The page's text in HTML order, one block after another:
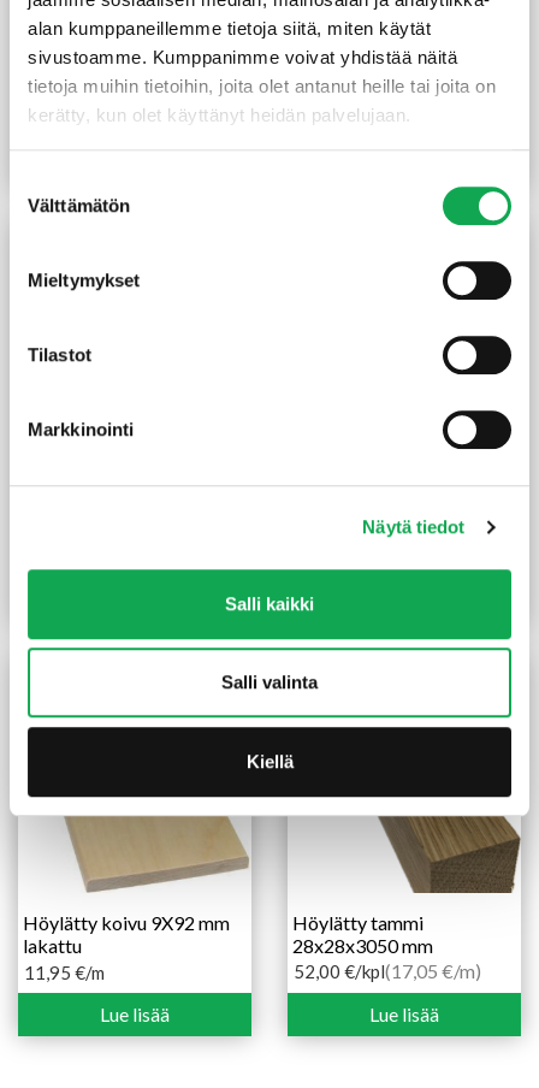
alan kumppaneillemme tietoja siitä, miten käytät
sivustoamme. Kumppanimme voivat yhdistää näitä
tietoja muihin tietoihin, joita olet antanut heille tai joita on
kerätty, kun olet käyttänyt heidän palvelujaan.
valinta
Välttämätön
Mieltymykset
Tilastot
Markkinointi
Näytä tiedot
Salli kaikki
Salli valinta
Kiellä
Tammi liimapuu
110,00 € /kpl (115,79 €/m)
Höylätty tammi
21x120x2450 mm
käsittelemätön
70,00 €/kpl(28,57 €/m)
Höylätty tammi
Höylätty tammi
Höylätty koivu 9X92 mm
lakattu
11,95 €/m
Lue lisää
Höylätty tammi
28x28x3050 mm
52,00 €/kpl(17,05 €/m)
Lue lisää